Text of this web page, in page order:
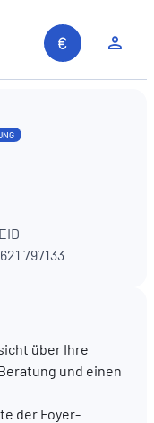
suchen
797133
über Ihre
und einen
der Foyer-